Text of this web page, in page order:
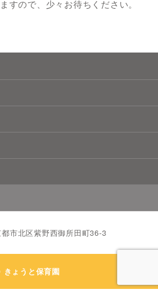
すので、少々お待ちください。
市北区紫野西御所田町36-3
ょうと保育園